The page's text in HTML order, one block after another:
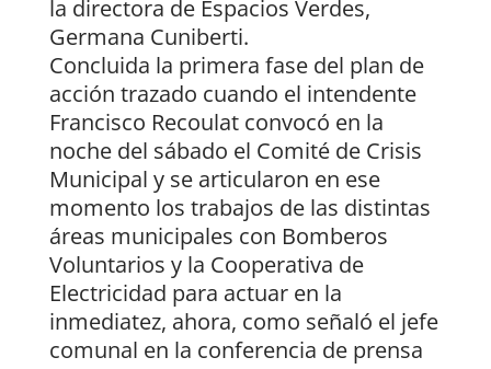
la directora de Espacios Verdes,
Germana Cuniberti.
Concluida la primera fase del plan de
acción trazado cuando el intendente
Francisco Recoulat convocó en la
noche del sábado el Comité de Crisis
Municipal y se articularon en ese
momento los trabajos de las distintas
áreas municipales con Bomberos
Voluntarios y la Cooperativa de
Electricidad para actuar en la
inmediatez, ahora, como señaló el jefe
comunal en la conferencia de prensa